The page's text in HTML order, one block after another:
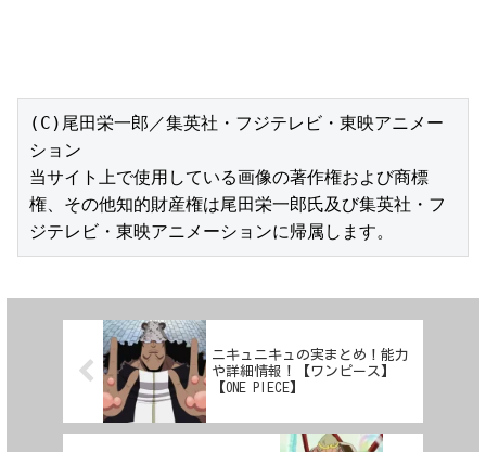
(C)尾田栄一郎／集英社・フジテレビ・東映アニメー
ション
当サイト上で使用している画像の著作権および商標
権、その他知的財産権は尾田栄一郎氏及び集英社・フ
ジテレビ・東映アニメーションに帰属します。
ニキュニキュの実まとめ！能力
や詳細情報！【ワンピース】
【ONE PIECE】